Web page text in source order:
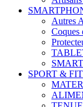
Autres
Coques
SPORT &